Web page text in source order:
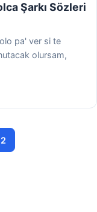
Şarkı Sözleri
pa' ver si te
olursam,
2